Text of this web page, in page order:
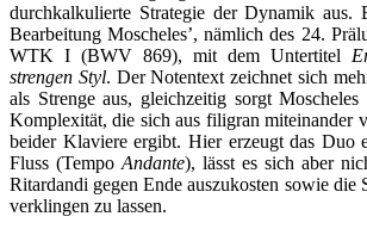
durchkalkulierte Strategie der Dynamik aus.
Bearbeitung Moscheles’, nämlich des 24.
WTK I (BWV 869), mit dem Untertitel
strengen Styl. Der Notentext zeichnet sich
als Strenge aus, gleichzeitig sorgt
Komplexität, die sich aus filigran miteinander
beider Klaviere ergibt. Hier erzeugt das Duo
Fluss (Tempo Andante), lässt es sich aber
Ritardandi gegen Ende auszukosten sowie die
verklingen zu lassen.